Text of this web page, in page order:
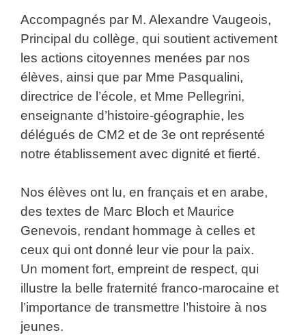
Accompagnés par M. Alexandre Vaugeois,
Principal du collège, qui soutient activement
les actions citoyennes menées par nos
élèves, ainsi que par Mme Pasqualini,
directrice de l’école, et Mme Pellegrini,
enseignante d’histoire-géographie, les
délégués de CM2 et de 3e ont représenté
notre établissement avec dignité et fierté.
Nos élèves ont lu, en français et en arabe,
des textes de Marc Bloch et Maurice
Genevois, rendant hommage à celles et
ceux qui ont donné leur vie pour la paix.
Un moment fort, empreint de respect, qui
illustre la belle fraternité franco-marocaine et
l’importance de transmettre l’histoire à nos
jeunes.